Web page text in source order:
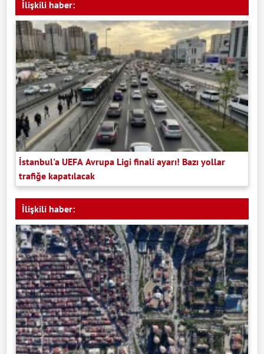
İlişkili haber:
İstanbul'a UEFA Avrupa Ligi finali ayarı! Bazı yollar
trafiğe kapatılacak
İlişkili haber: